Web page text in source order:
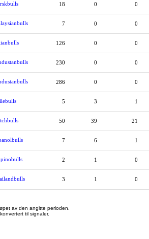
18 0 0
7 0 0
126 0 0
230 0 0
286 0 0
5 3 1
50 39 21
7 6 1
2 1 0
3 1 0
av den angitte perioden.
til signaler.